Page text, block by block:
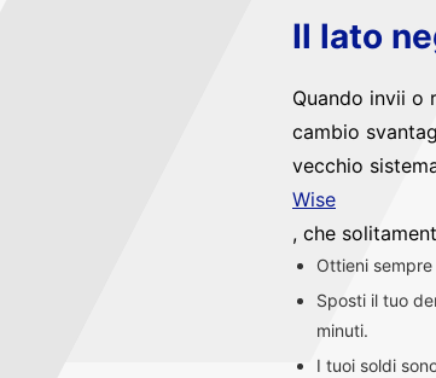
Il lato
Quando invii o
cambio
vecchio
Wise
, che
Ottieni
Sposti il tuo
minuti.
I tuoi soldi